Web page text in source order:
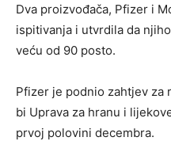
Dva proizvođača, Pfizer i
ispitivanja i utvrdila da
veću od 90 posto.
Pfizer je podnio zahtjev za
bi Uprava za hranu i
prvoj polovini decembra.